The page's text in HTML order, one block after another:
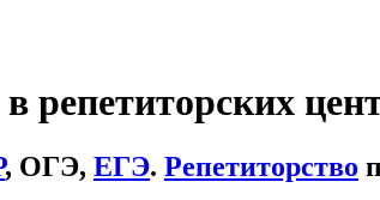
репетиторских
, ОГЭ, ЕГЭ. Репетиторство